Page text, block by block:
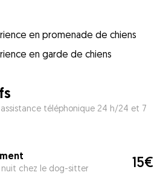
en promenade de chiens
en garde de chiens
téléphonique 24 h/24 et 7
nuit chez le dog-sitter 15€